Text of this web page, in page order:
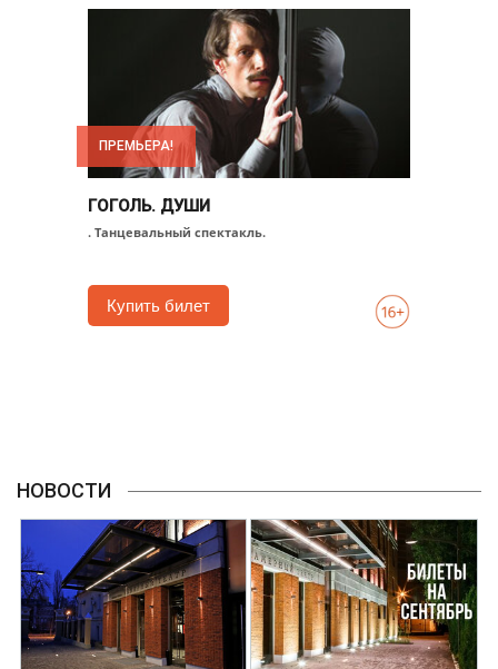
ПРЕМЬЕРА!
ГОГОЛЬ. ДУШИ
. Танцевальный спектакль.
Купить билет
НОВОСТИ